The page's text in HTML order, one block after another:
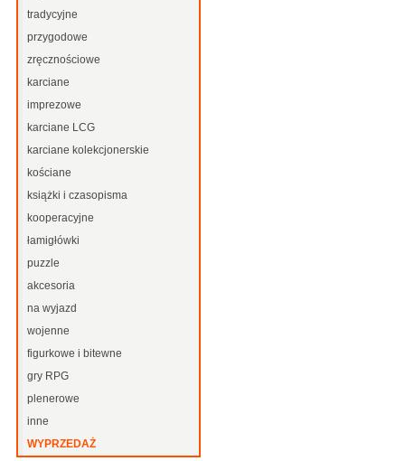
tradycyjne
przygodowe
zręcznościowe
karciane
imprezowe
karciane LCG
karciane kolekcjonerskie
kościane
książki i czasopisma
kooperacyjne
łamigłówki
puzzle
akcesoria
na wyjazd
wojenne
figurkowe i bitewne
gry RPG
plenerowe
inne
WYPRZEDAŻ